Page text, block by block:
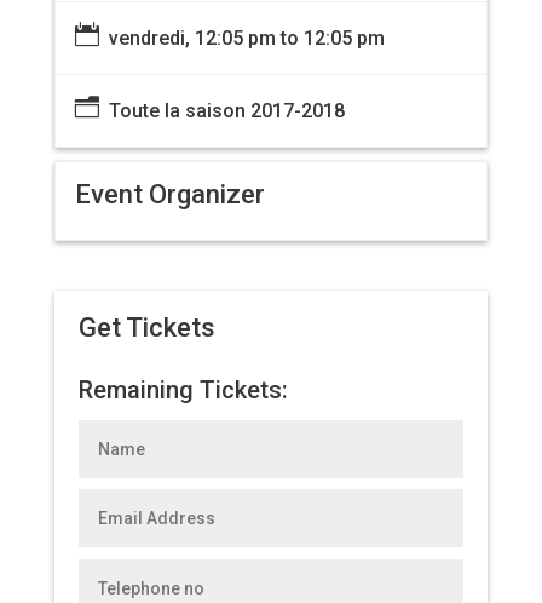
 vendredi, 12:05 pm to 12:05 pm
nToute la saison 2017-2018
Event Organizer
Get Tickets
Remaining Tickets: